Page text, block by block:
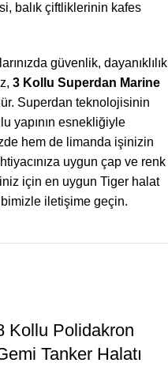
balık çiftliklerinin kafes
güvenlik, dayanıklılık
3 Kollu Superdan Marine
Superdan teknolojisinin
yapının esnekliğiyle
hem de limanda işinizin
uygun çap ve renk
için en uygun Tiger halat
iletişime geçin.
Kollu Polidakron
Tanker Halatı